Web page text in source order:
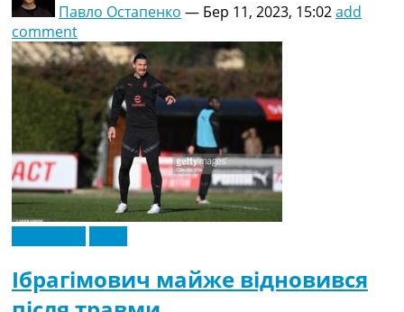
Павло Остапенко — Бер 11, 2023, 15:02add
comment
Ібрагімович майже відновився